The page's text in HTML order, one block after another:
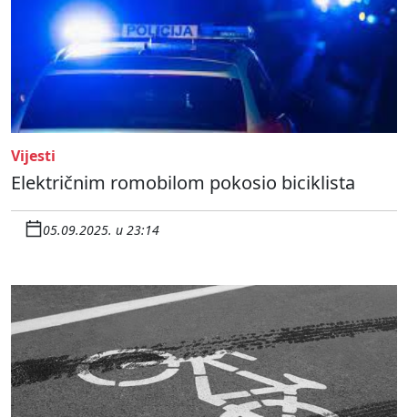
Vijesti
Električnim romobilom pokosio biciklista
05.09.2025. u 23:14